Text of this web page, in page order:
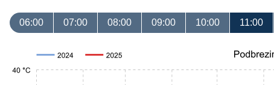
06:00 07:00 08:00 09:00 10:00 11:00